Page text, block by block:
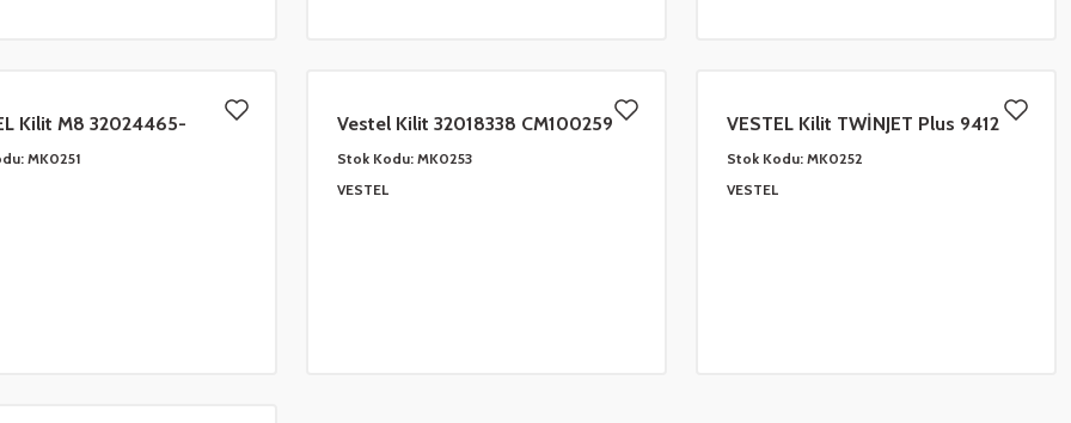
Kilit M8 32024465-
CM01VE09
MK0251
Vestel Kilit 32018338 CM100259
Stok Kodu: MK0253
VESTEL
VESTEL Kilit TWİNJET Plus 9412
32018336 CM01VE02 - iğne soketli
Stok Kodu: MK0252
VESTEL